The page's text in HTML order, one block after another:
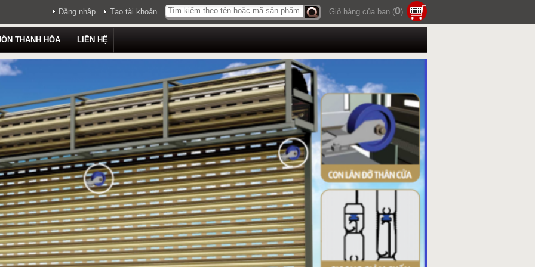
Đăng nhập
Tạo tài khoản
Tìm
Giỏ hàng của bạn (0)
THANH HÓA LIÊN HỆ